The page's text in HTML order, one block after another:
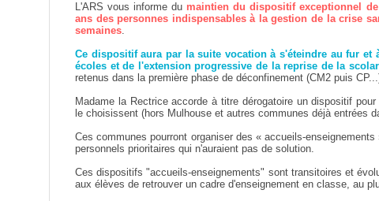
L'ARS vous informe du maintien du dispositif exceptionnel
ans des personnes indispensables à la gestion de la crise
semaines.
Ce dispositif aura par la suite vocation à s'éteindre au fur et
écoles et de l'extension progressive de la reprise de la
retenus dans la première phase de déconfinement (CM2 puis
Madame la Rectrice accorde à titre dérogatoire un dispositif
le choisissent (hors Mulhouse et autres communes déjà entrées
Ces communes pourront organiser des « accueils-
personnels prioritaires qui n'auraient pas de solution.
Ces dispositifs "accueils-enseignements" sont transitoires et
aux élèves de retrouver un cadre d'enseignement en classe, au